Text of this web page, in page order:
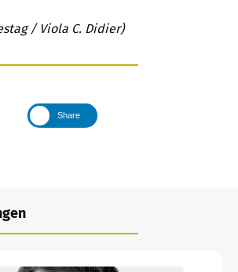
/ Viola C. Didier)
Share